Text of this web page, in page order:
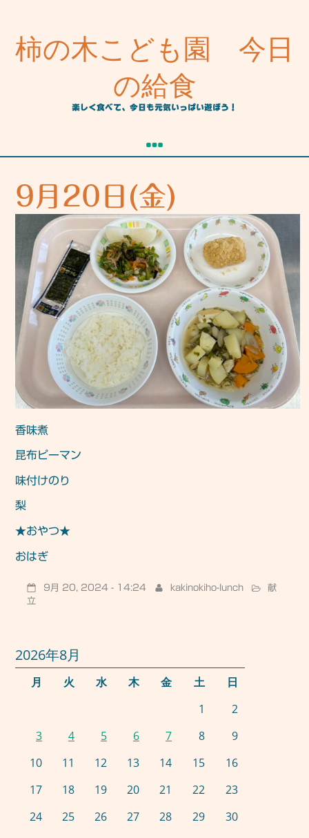
柿の木こども園 今日
の給食
楽しく食べて、今日も元気いっぱい遊ぼう！
9月20日(金)
香味煮
昆布ピーマン
味付けのり
梨
★おやつ★
おはぎ
9月 20, 2024 - 14:24 kakinokiho-lunch
献
立
2026年8月
月 火 水 木 金 土
日
1
2
3
4 5 6 7 8
9
10
11 12 13 14 15
16
17
18 19 20 21 22
23
24
25 26 27 28 29
30